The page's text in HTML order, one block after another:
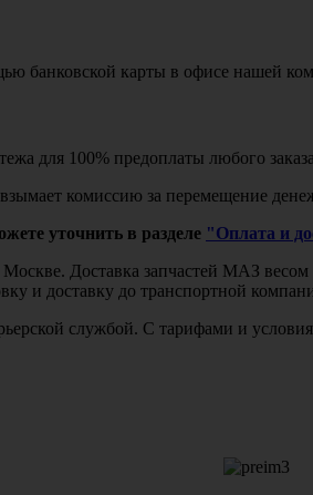
банковской карты в офисе нашей
для 100% предоплаты любого
комиссию за перемещение
уточнить в разделе "Оплата и
в Москве. Доставка запчастей МАЗ
и доставку до транспортной
службой. С тарифами и